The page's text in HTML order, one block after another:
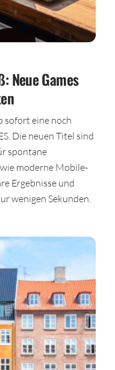
Neue Games
sofort eine noch
Die neuen Titel sind
spontane
moderne Mobile-
Ergebnisse und
wenigen Sekunden.